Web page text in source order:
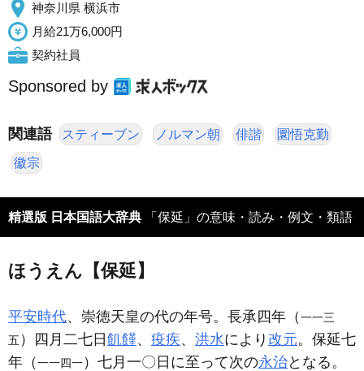
神奈川県 横浜市
月給21万6,000円
契約社員
Sponsored by
関連語 スティーブン ノルマン朝 俳諧 圜悟克勤
徽宗
精選版 日本国語大辞典 「保延」の意味・読み・例文・類語
ほうえん【保延】
平安時代、崇徳天皇の代の年号。長承四年（一一三
五 ）四月二七日飢饉、 疫疾、 洪水により 改元。保延七
年（一一四一）七月一〇日に至って次の永治となる。